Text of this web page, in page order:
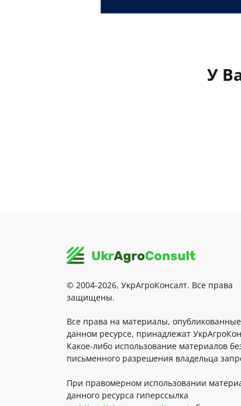
У
© 2004-2026, УкрАгроКонсалт. Все права
защищены.
Все права на материалы,
данном ресурсе, принадлежат
Какое-либо использование материалов
письменного разрешения владельца
При правомерном использовании
данного ресурса гиперссылка